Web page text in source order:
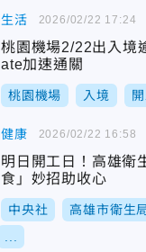
生活
桃園機場2/22出入
ate加速通關
桃園機場 入境
2026/02/22 17:24
健康
明日開工日！高雄衛
食」妙招助收心
中央社 高雄市衛生
2026/02/22 16:58